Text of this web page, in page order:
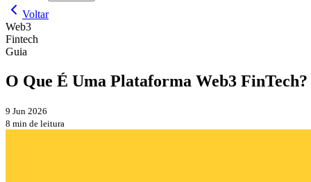
Voltar
Web3
Fintech
Guia
O Que É Uma Plataforma Web3
9 Jun 2026
8 min de leitura